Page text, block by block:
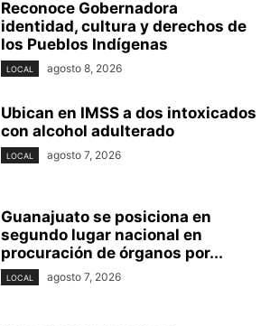
Reconoce Gobernadora
identidad, cultura y derechos de
los Pueblos Indígenas
LOCAL agosto 8, 2026
Ubican en IMSS a dos intoxicados
con alcohol adulterado
LOCAL agosto 7, 2026
Guanajuato se posiciona en
segundo lugar nacional en
procuración de órganos por...
LOCAL agosto 7, 2026